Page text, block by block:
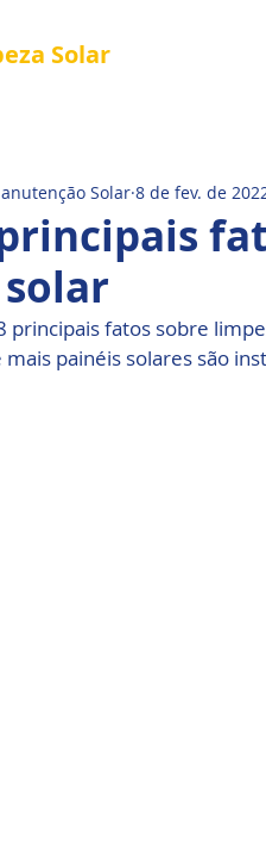
Solar
Solar 8 de fev. de
principais fatos sobre
painéis solares são